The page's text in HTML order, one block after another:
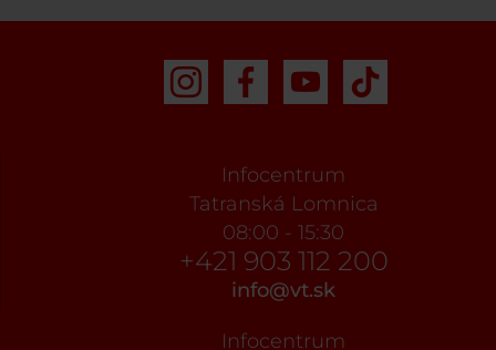
Infocentrum
Tatranská Lomnica
08:00 - 15:30
+421 903 112 200
info@vt.sk
Infocentrum